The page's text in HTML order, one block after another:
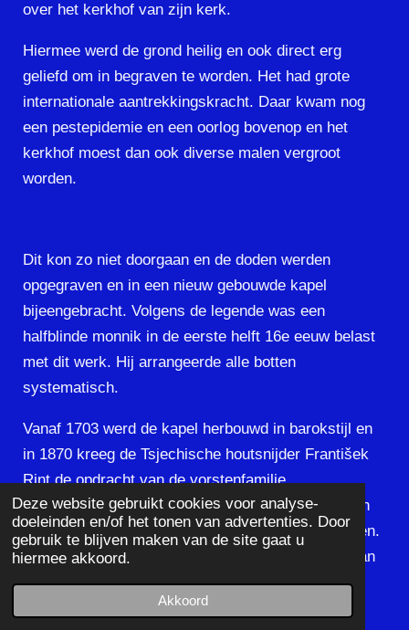
Deze website gebruikt cookies voor analyse-
doeleinden en/of het tonen van advertenties. Door
gebruik te blijven maken van de site gaat u
hiermee akkoord.
Akkoord
over het kerkhof van zijn kerk.
Hiermee werd de grond heilig en ook direct erg
geliefd om in begraven te worden. Het had grote
internationale aantrekkingskracht. Daar kwam nog
een pestepidemie en een oorlog bovenop en het
kerkhof moest dan ook diverse malen vergroot
worden.
Dit kon zo niet doorgaan en de doden werden
opgegraven en in een nieuw gebouwde kapel
bijeengebracht. Volgens de legende was een
halfblinde monnik in de eerste helft 16e eeuw belast
met dit werk. Hij arrangeerde alle botten
systematisch.
Vanaf 1703 werd de kapel herbouwd in barokstijl en
in 1870 kreeg de Tsjechische houtsnijder František
Rint de opdracht van de vorstenfamilie
Schwarzenberger voor een nieuw arrangement van
de beenderen. Deze opstelling is ook nu nog te zien.
De naam van de ontwerper is op de linker muur van
de laatste zijkapel te zien, samengesteld uit
beenderen. Ook het adellijk wapen van de familie